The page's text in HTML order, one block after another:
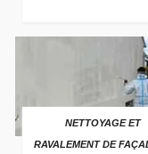
NETTOYAGE ET
RAVALEMENT DE